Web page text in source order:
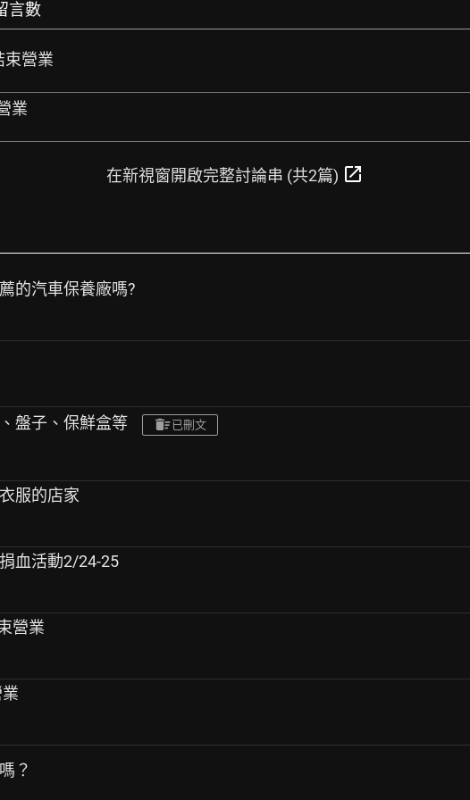
言數
束營業
業
在新視窗開啟完整討論串 (共2篇) open_in_new
的汽車保養廠嗎?
盤子、保鮮盒等 已刪文
服的店家
血活動2/24-25
營業
？